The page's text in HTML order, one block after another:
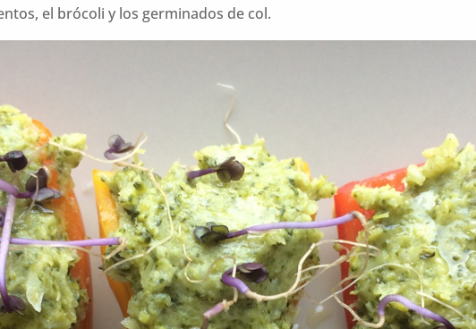
el brócoli y los germinados de col.